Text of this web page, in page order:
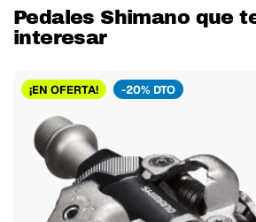
Pedales Shimano que
interesar
¡EN OFERTA! -20% DTO